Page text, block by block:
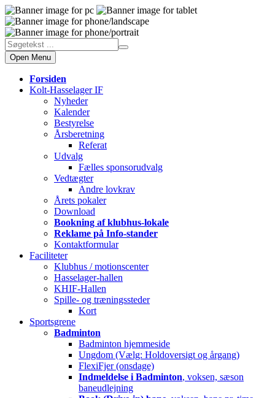
Open Menu
Forsiden
Kolt-Hasselager IF
Nyheder
Kalender
Bestyrelse
Årsberetning
Referat
Udvalg
Fælles sponsorudvalg
Vedtægter
Andre lovkrav
Årets pokaler
Download
Bookning af klubhus-lokale
Reklame på Info-stander
Kontaktformular
Faciliteter
Klubhus / motionscenter
Hasselager-hallen
KHIF-Hallen
Spille- og træningssteder
Kort
Sportsgrene
Badminton
Badminton hjemmeside
Ungdom (Vælg: Holdoversigt og årgang)
FlexiFjer (onsdage)
Indmeldelse i Badminton, voksen, sæson
baneudlejning